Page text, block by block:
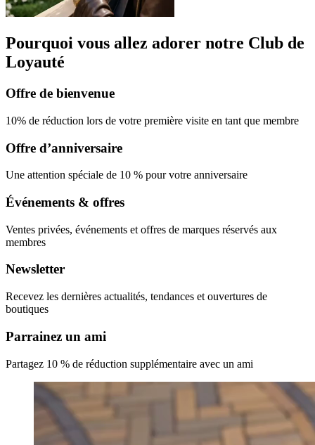
Pourquoi vous allez adorer notre Club de
Loyauté
Offre de bienvenue
10% de réduction lors de votre première visite en tant que membre
Offre d’anniversaire
Une attention spéciale de 10 % pour votre anniversaire
Événements & offres
Ventes privées, événements et offres de marques réservés aux
membres
Newsletter
Recevez les dernières actualités, tendances et ouvertures de
boutiques
Parrainez un ami
Partagez 10 % de réduction supplémentaire avec un ami